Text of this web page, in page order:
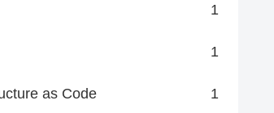
1
1
as Code 1